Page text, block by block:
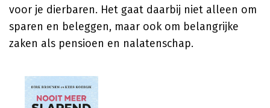
voor je dierbaren. Het gaat daarbij niet alleen om
sparen en beleggen, maar ook om belangrijke
zaken als pensioen en nalatenschap.